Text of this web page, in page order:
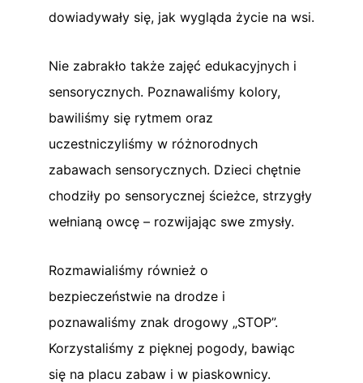
dowiadywały się, jak wygląda życie na wsi.
Nie zabrakło także zajęć edukacyjnych i
sensorycznych. Poznawaliśmy kolory,
bawiliśmy się rytmem oraz
uczestniczyliśmy w różnorodnych
zabawach sensorycznych. Dzieci chętnie
chodziły po sensorycznej ścieżce, strzygły
wełnianą owcę – rozwijając swe zmysły.
Rozmawialiśmy również o
bezpieczeństwie na drodze i
poznawaliśmy znak drogowy „STOP”.
Korzystaliśmy z pięknej pogody, bawiąc
się na placu zabaw i w piaskownicy.